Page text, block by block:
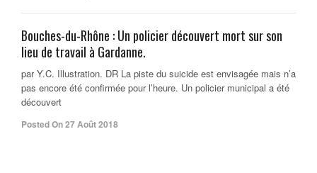
Bouches-du-Rhône : Un policier découvert mort sur son
lieu de travail à Gardanne.
par Y.C. Illustration. DR La piste du suicide est envisagée mais n’a
pas encore été confirmée pour l’heure. Un policier municipal a été
découvert
Posted On 27 Août 2018